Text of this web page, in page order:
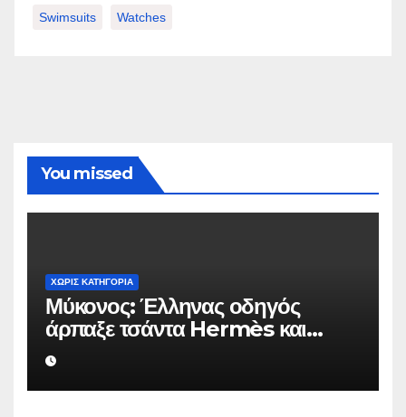
Swimsuits Watches
You missed
ΧΩΡΊΣ ΚΑΤΗΓΟΡΊΑ
Μύκονος: Έλληνας οδηγός
άρπαξε τσάντα Hermès και
Rolex αξίας 75.000 ευρώ από
Ουκρανό τουρίστα